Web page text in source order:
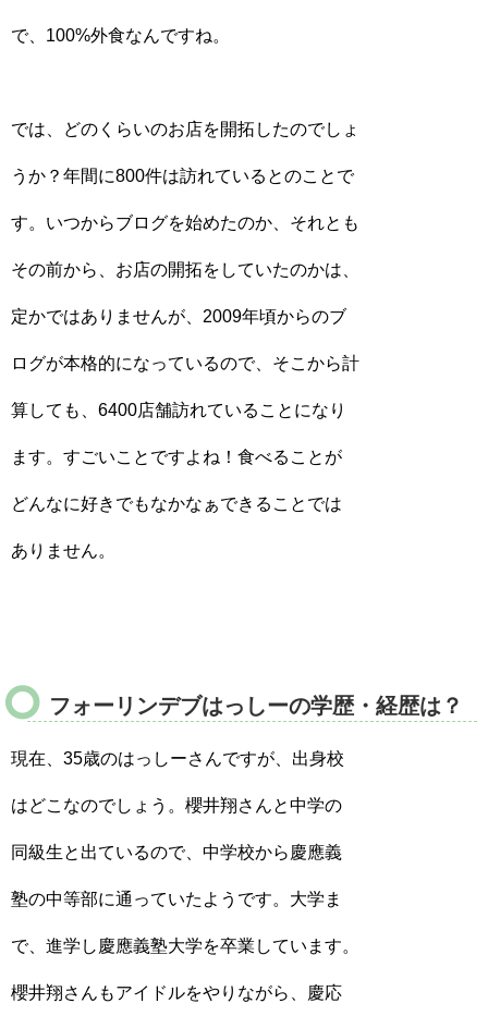
で、100%外食なんですね。
では、どのくらいのお店を開拓したのでしょ
うか？年間に800件は訪れているとのことで
す。いつからブログを始めたのか、それとも
その前から、お店の開拓をしていたのかは、
定かではありませんが、2009年頃からのブ
ログが本格的になっているので、そこから計
算しても、6400店舗訪れていることになり
ます。すごいことですよね！食べることが
どんなに好きでもなかなぁできることでは
ありません。
フォーリンデブはっしーの学歴・経歴は？
現在、35歳のはっしーさんですが、出身校
はどこなのでしょう。櫻井翔さんと中学の
同級生と出ているので、中学校から慶應義
塾の中等部に通っていたようです。大学ま
で、進学し慶應義塾大学を卒業しています。
櫻井翔さんもアイドルをやりながら、慶応